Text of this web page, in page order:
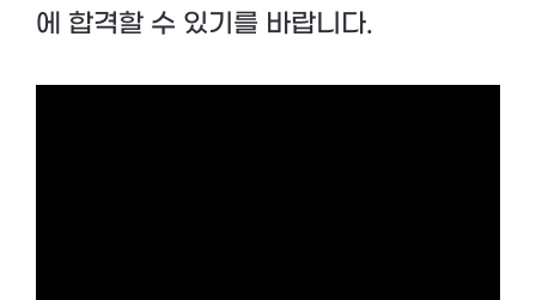
에 합격할 수 있기를 바랍니다.